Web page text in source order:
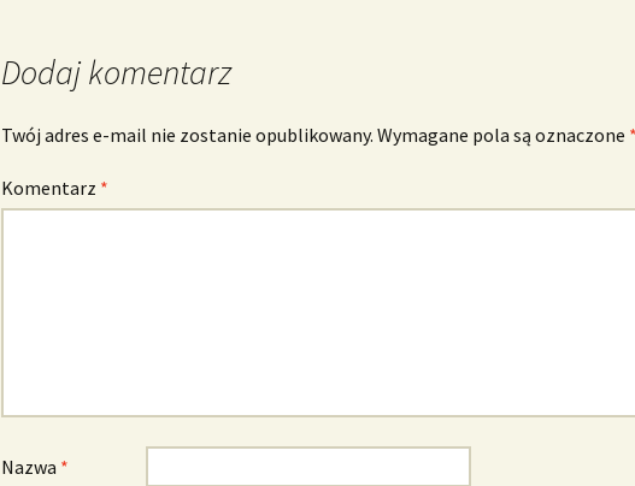
Dodaj komentarz
Twój adres e-mail nie zostanie opublikowany. Wymagane pola są oznaczone
Komentarz *
Nazwa *